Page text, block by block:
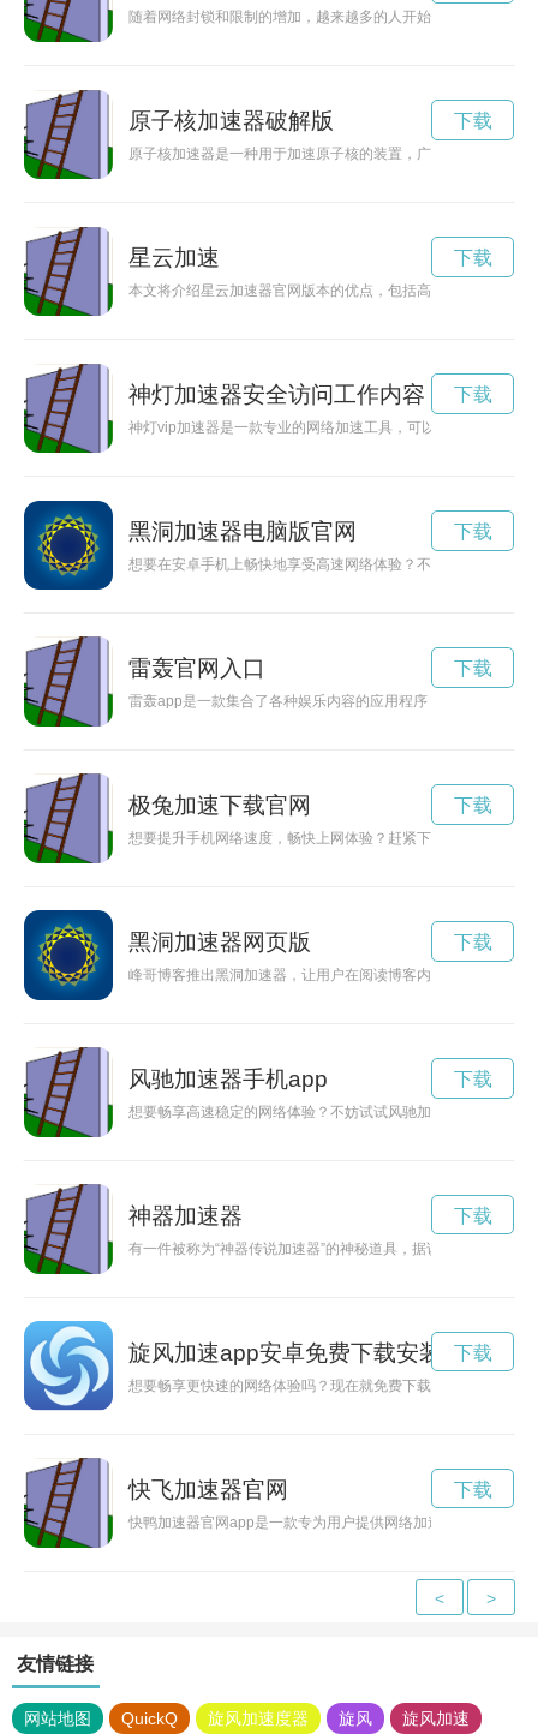
随着网络封锁和限制的增加，越来越多的人开始使用加速器来
原子核加速器破解版
原子核加速器是一种用于加速原子核的装置，广泛应用于科学
下载
星云加速
本文将介绍星云加速器官网版本的优点，包括高效、安全、用户
下载
神灯加速器安全访问工作内容
神灯vip加速器是一款专业的网络加速工具，可以帮助用户快速
下载
黑洞加速器电脑版官网
想要在安卓手机上畅快地享受高速网络体验？不妨试试黑洞加
下载
雷轰官网入口
雷轰app是一款集合了各种娱乐内容的应用程序，用户可以在安
下载
极兔加速下载官网
想要提升手机网络速度，畅快上网体验？赶紧下载兔极加速器
下载
黑洞加速器网页版
峰哥博客推出黑洞加速器，让用户在阅读博客内容时可以更快
下载
风驰加速器手机app
想要畅享高速稳定的网络体验？不妨试试风驰加速器！现在可
下载
神器加速器
有一件被称为“神器传说加速器”的神秘道具，据说能够加速传
下载
旋风加速app安卓免费下载安装
想要畅享更快速的网络体验吗？现在就免费下载旋风加速器，
下载
快飞加速器官网
快鸭加速器官网app是一款专为用户提供网络加速服务的应用
下载
< >
友情链接
网站地图 QuickQ 旋风加速度器 旋风 旋风加速